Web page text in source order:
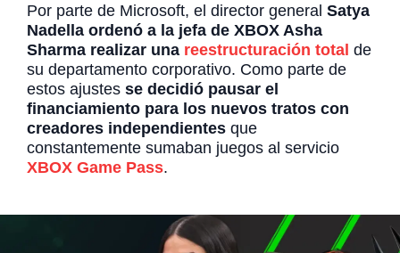
Por parte de Microsoft, el director general Satya
Nadella ordenó a la jefa de XBOX Asha
Sharma realizar una reestructuración total de
su departamento corporativo. Como parte de
estos ajustes se decidió pausar el
financiamiento para los nuevos tratos con
creadores independientes que
constantemente sumaban juegos al servicio
XBOX Game Pass.